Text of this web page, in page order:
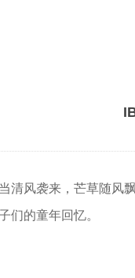
清风袭来，芒草随风
们的童年回忆。